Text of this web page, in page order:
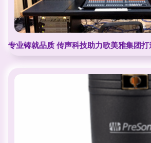
专业铸就品质 传声科技助力歌美雅集团